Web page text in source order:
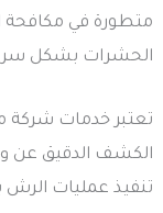
متطورة في مكافحة
الحشرات بشكل
تعتبر خدمات شركة
الكشف الدقيق عن
تنفيذ عمليات الرش